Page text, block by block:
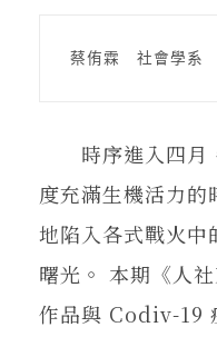
在地實踐
關鍵詞
蔡侑霖　社會學系
時序進入四月
度充滿生機活力
地陷入各式戰火中
曙光。 本期《人
作品與 Codiv-19